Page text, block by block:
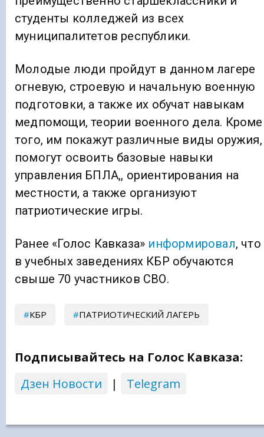
студенты колледжей из всех
муниципалитетов республики.
Молодые люди пройдут в данном лагере
огневую, строевую и начальную военную
подготовки, а также их обучат навыкам
медпомощи, теории военного дела. Кроме
того, им покажут различные виды оружия,
помогут освоить базовые навыки
управления БПЛА,, ориентирования на
местности, а также организуют
патриотические игры.
Ранее «Голос Кавказа» информировал, что
в учебных заведениях КБР обучаются
свыше 70 участников СВО.
КБР ПАТРИОТИЧЕСКИЙ ЛАГЕРЬ
Подписывайтесь на Голос Кавказа:
Дзен Новости
| Telegram